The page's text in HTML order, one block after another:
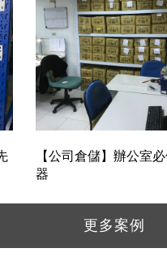
【公司倉儲】辦公室
器
更多案例